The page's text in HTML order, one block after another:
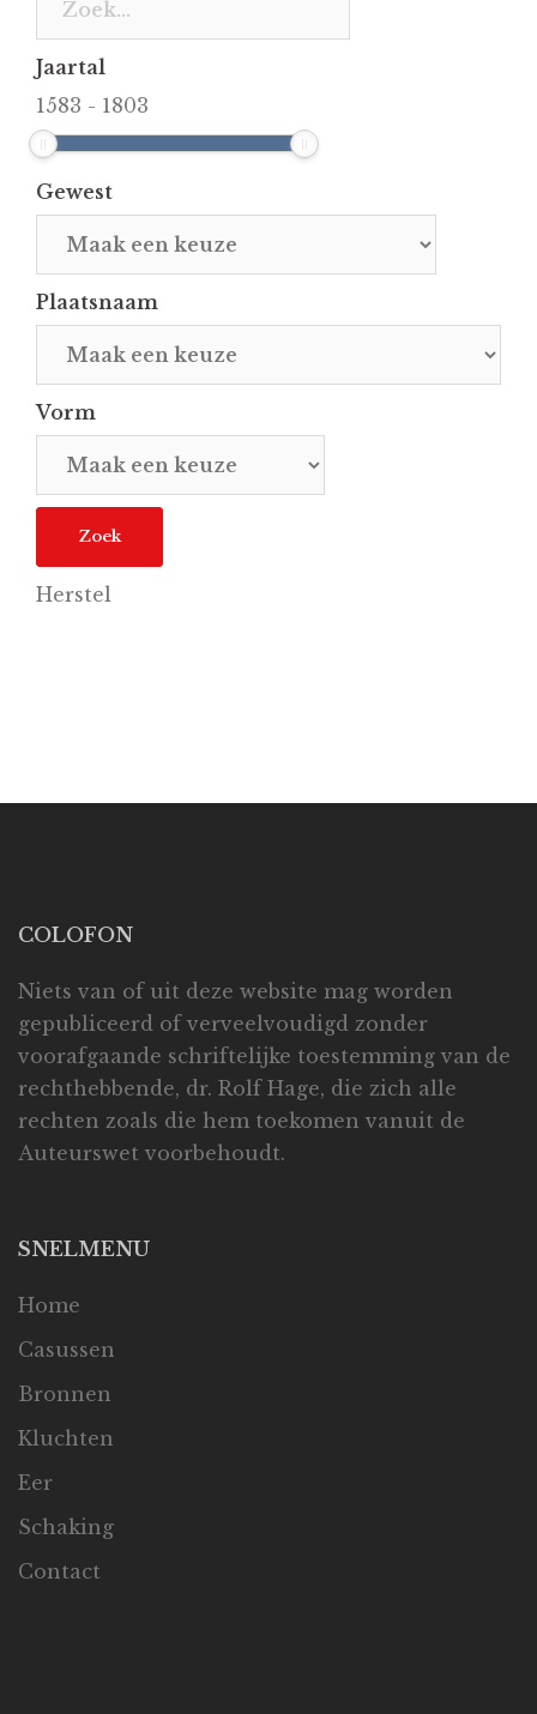
Jaartal
1583 - 1803
Gewest
Plaatsnaam
Vorm
Herstel
COLOFON
Niets van of uit deze website mag worden
gepubliceerd of verveelvoudigd zonder
voorafgaande schriftelijke toestemming van de
rechthebbende, dr. Rolf Hage, die zich alle
rechten zoals die hem toekomen vanuit de
Auteurswet voorbehoudt.
SNELMENU
Home
Casussen
Bronnen
Kluchten
Eer
Schaking
Contact